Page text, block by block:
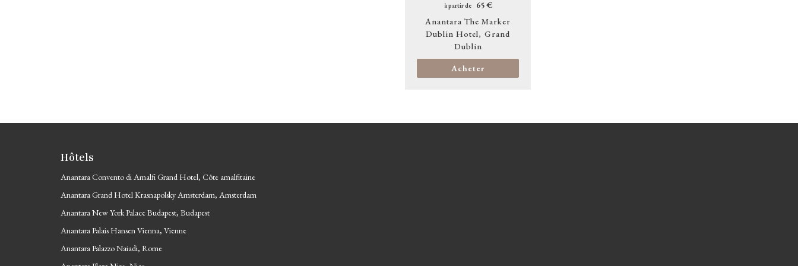
à partir de
65 €
Anantara The Marker
Dublin Hotel
Grand
Dublin
Acheter
Hôtels
Anantara Convento di Amalfi Grand Hotel, Côte amalfitaine
Anantara Grand Hotel Krasnapolsky Amsterdam, Amsterdam
Anantara New York Palace Budapest, Budapest
Anantara Palais Hansen Vienna, Vienne
Anantara Palazzo Naiadi, Rome